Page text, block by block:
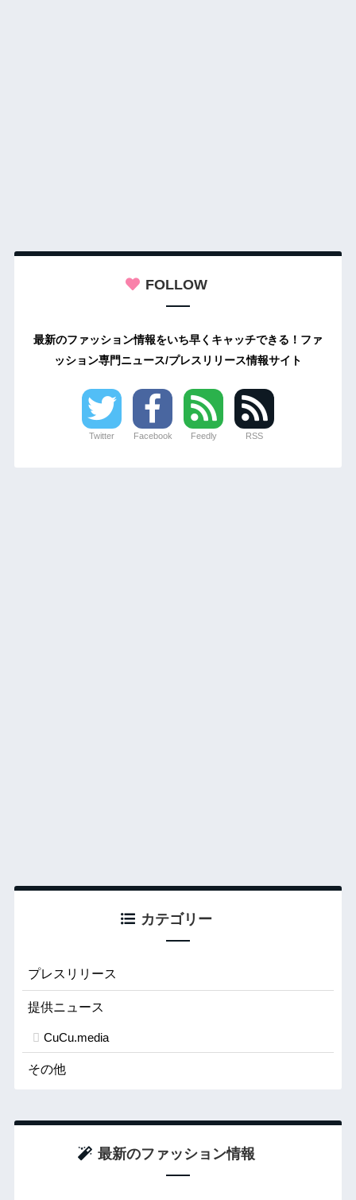
FOLLOW
最新のファッション情報をいち早くキャッチできる！ファ
ッション専門ニュース/プレスリリース情報サイト
Twitter Facebook Feedly RSS
カテゴリー
プレスリリース
提供ニュース
CuCu.media
その他
最新のファッション情報